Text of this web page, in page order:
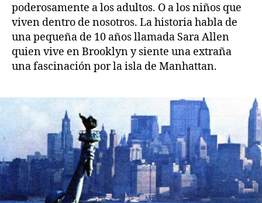
poderosamente a los adultos. O a los niños que
viven dentro de nosotros. La historia habla de
una pequeña de 10 años llamada Sara Allen
quien vive en Brooklyn y siente una extraña
una fascinación por la isla de Manhattan.